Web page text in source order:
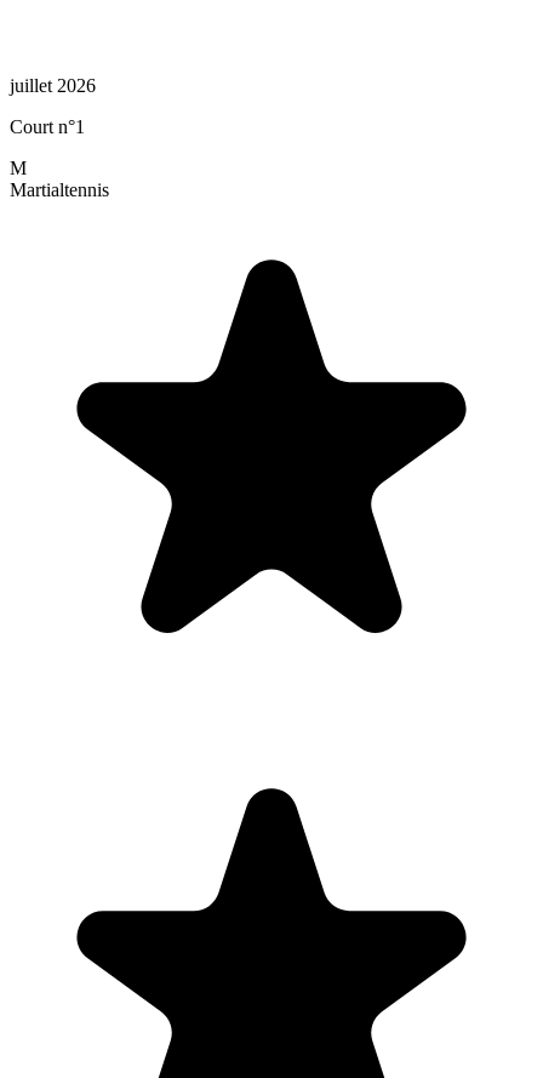
juillet 2026
Court n°1
M
Martialtennis